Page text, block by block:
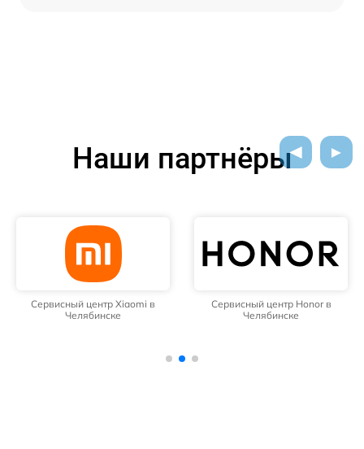
Наши партнёры
Сервисный центр Xiaomi в
Челябинске
Сервисный центр Honor в
Челябинске